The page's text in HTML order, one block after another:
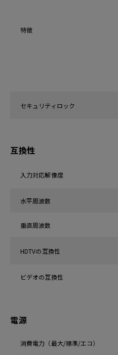
特徴
セキュリティロック
互換性
入力対応解像度
水平周波数
垂直周波数
HDTVの互換性
ビデオの互換性
電源
消費電力（最大/標準/エコ）